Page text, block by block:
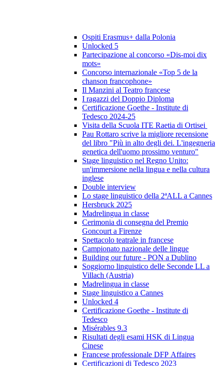
Ospiti Erasmus+ dalla Polonia
Unlocked 5
Partecipazione al concorso «Dis-moi dix
mots»
Concorso internazionale «Top 5 de la
chanson francophone»
Il Manzini al Teatro francese
I ragazzi del Doppio Diploma
Certificazione Goethe - Institute di
Tedesco 2024-25
Visita della Scuola ITE Raetia di Ortisei
Pau Rottaro scrive la migliore recensione
del libro "Più in alto degli dei. L'ingegneria
genetica dell'uomo prossimo venturo"
Stage linguistico nel Regno Unito:
un'immersione nella lingua e nella cultura
inglese
Double interview
Lo stage linguistico della 2ªALL a Cannes
Hersbruck 2025
Madrelingua in classe
Cerimonia di consegna del Premio
Goncourt a Firenze
Spettacolo teatrale in francese
Campionato nazionale delle lingue
Building our future - PON a Dublino
Soggiorno linguistico delle Seconde LL a
Villach (Austria)
Madrelingua in classe
Stage linguistico a Cannes
Unlocked 4
Certificazione Goethe - Institute di
Tedesco
Misérables 9.3
Risultati degli esami HSK di Lingua
Cinese
Francese professionale DFP Affaires
Certificazioni di Tedesco 2023